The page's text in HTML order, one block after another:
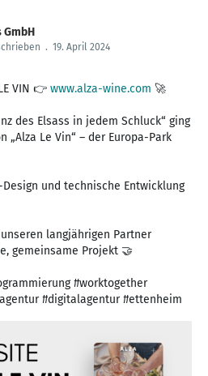
. 19. April 2024
VIN 👉 www.alza-wine.com 🚀
des Elsass in jedem Schluck“ ging
„Alza Le Vin“ – der Europa-Park
und technische Entwicklung
langjährigen Partner
gemeinsame Projekt 🤝
#worktogether
#digitalagentur #ettenheim